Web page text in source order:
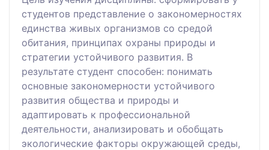
студентов представление о закономерностях
единства живых организмов со средой
обитания, принципах охраны природы и
стратегии устойчивого развития. В
результате студент способен: понимать
основные закономерности устойчивого
развития общества и природы и
адаптировать к профессиональной
деятельности, анализировать и обобщать
экологические факторы окружающей среды,